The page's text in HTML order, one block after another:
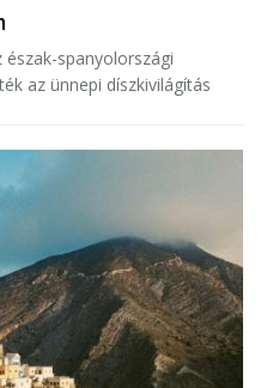
spanyolországi
az ünnepi díszkivilágítás